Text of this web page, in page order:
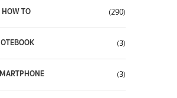
TO (290)
(3)
(3)